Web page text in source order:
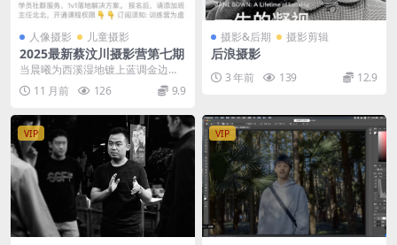
人像摄影 儿童摄影
2025最新蔡汶川摄影营第七期
当晨曦为西溪湿地镀上蓝调金边，
当暮色将情绪封存在极简光影里，
蔡汶川摄影营第七期正...
11 月前 126 9.9
摄影&后期 摄影剪辑
后浪摄影
3 年前 139 12.9
VIP VIP